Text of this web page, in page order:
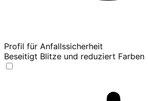
Profil für Anfallssicherheit
Beseitigt Blitze und reduziert Farben